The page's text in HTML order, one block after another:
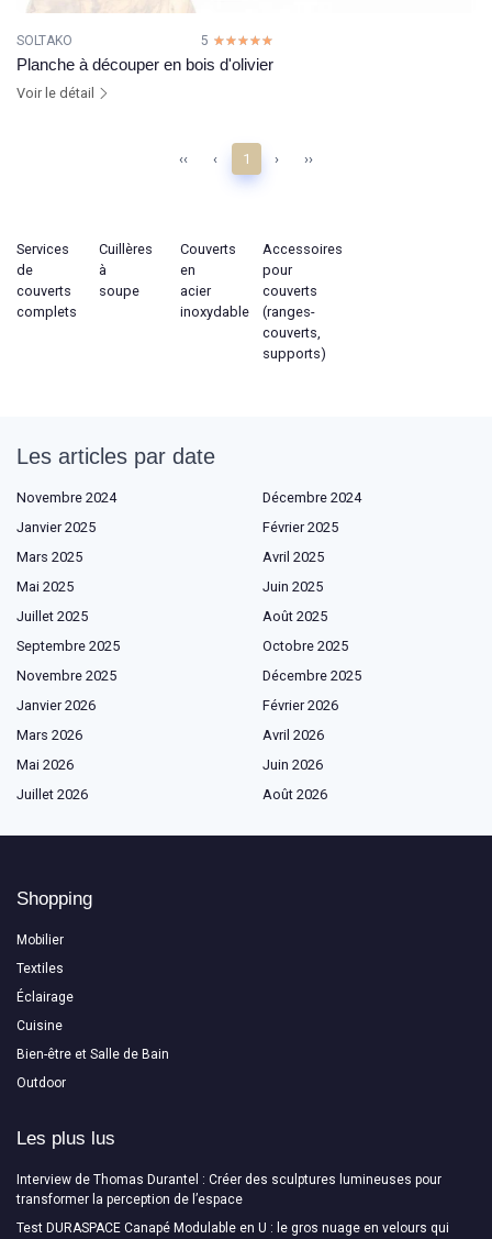
SOLTAKO 5 ☆☆☆☆☆
★★★★★
Planche à découper en bois d'olivier
Voir le détail
‹‹ ‹ 1 › ››
Services
de
couverts
complets
Cuillères
à
soupe
Couverts
en
acier
inoxydable
Accessoires
pour
couverts
(ranges-
couverts,
supports)
Les articles par date
Novembre 2024
Décembre 2024
Janvier 2025
Février 2025
Mars 2025
Avril 2025
Mai 2025
Juin 2025
Juillet 2025
Août 2025
Septembre 2025
Octobre 2025
Novembre 2025
Décembre 2025
Janvier 2026
Février 2026
Mars 2026
Avril 2026
Mai 2026
Juin 2026
Juillet 2026
Août 2026
Shopping
Mobilier
Textiles
Éclairage
Cuisine
Bien-être et Salle de Bain
Outdoor
Les plus lus
Interview de Thomas Durantel : Créer des sculptures lumineuses pour
transformer la perception de l’espace
Test DURASPACE Canapé Modulable en U : le gros nuage en velours qui